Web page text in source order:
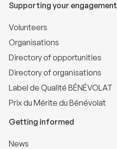
Supporting your engagement
Volunteers
Organisations
Directory of opportunities
Directory of organisations
Label de Qualité BÉNÉVOLAT
Prix du Mérite du Bénévolat
Getting informed
News